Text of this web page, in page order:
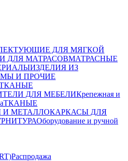
ДЛЯ МЯГКОЙ
ДЛЯ МАТРАСОВМАТРАСНЫЕ
ИЗДЕЛИЯ ИЗ
И ПРОЧИЕ
ДЛЯ МЕБЕЛИКрепежная и
ТКАНЫЕ
И МЕТАЛЛОКАРКАСЫ ДЛЯ
Оборудование и ручной
Распродажа